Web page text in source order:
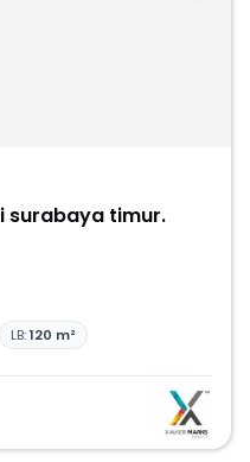
surabaya timur.
LB:120 m²